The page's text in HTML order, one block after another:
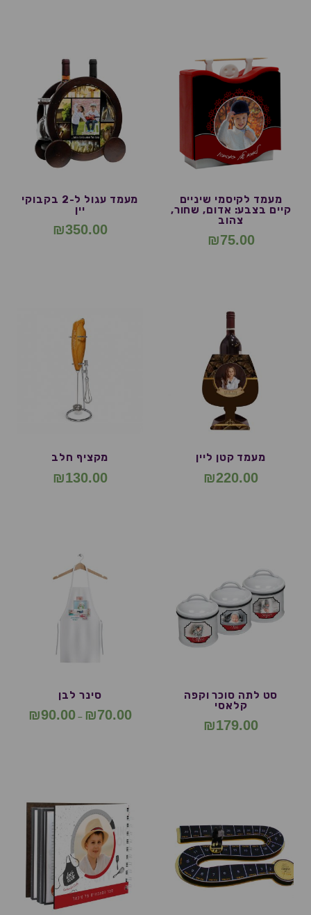
מעמד לקיסמי שיניים
קיים בצבע: אדום, שחור,
צהוב
₪75.00
מעמד עגול ל-2 בקבוקי
יין
₪350.00
מעמד קטן ליין
₪220.00
מקציף חלב
₪130.00
סט לתה סוכר וקפה
קלאסי
₪179.00
סינר לבן
₪70.00
–
₪90.00